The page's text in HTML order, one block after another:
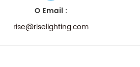
O Email :
rise@riselighting.com